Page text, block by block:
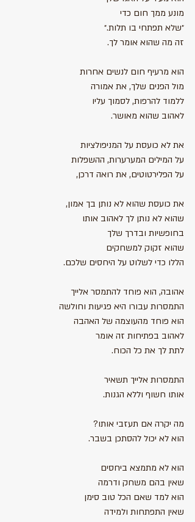
מונע ממך חום כדי
״שלא תפתחי בו תלות.״
זה מה שהוא אומר לך.
הוא מרעיף חום לנשים אחרות
מול הפנים שלך, את אמורה
ללמוד להרפות, לסמוך עליו
לאהוב שהוא מאושר.
את לא כועסת על המניפולציות
על המילים המערערות, ההשפלות
על הפלירטוטים, את רואה דרכן,
את כועסת שהוא לא נותן בך אמון,
שהוא לא נותן לך לאהוב אותו
בחופשיות ובדרך שלך
שהוא זקוק למשחקים
הללו כדי לשלוט על היחסים שלכם.
אהובה, הוא פוחד להתמסר אלייך
התמסרות עבורו היא פגיעות וחולשה
הוא פוחד מהעוצמה של האהבה
לאהוב בפתיחות זה אומר
לתת לך את כל הכוח.
התמסרות אלייך תשאיר
אותו חשוף וללא הגנות.
מה יקרה אם תעזבי אותו?
הוא לא יכול להסתכן בשבר.
הוא לא מתמצא ביחסים
שאין בהם משחק ודרמה
הוא למד שאם הכל טוב סימן
שאין התפתחות ולמידה